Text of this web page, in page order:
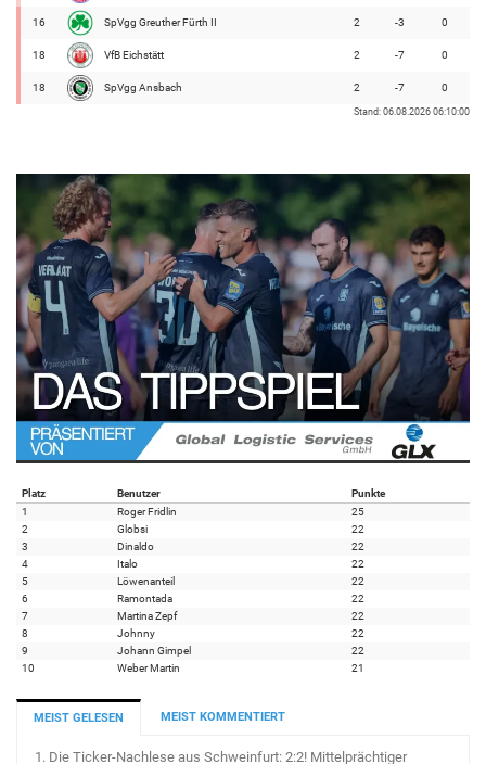
16 SpVgg Greuther Fürth II 2 -3 0
18 VfB Eichstätt 2 -7 0
18 SpVgg Ansbach 2 -7 0
Stand: 06.08.2026 06:10:00
Platz Benutzer
Punkte
1
Roger Fridlin
25
2
Globsi
22
3
Dinaldo
22
4
Italo
22
5
Löwenanteil
22
6
Ramontada
22
7
Martina Zepf
22
8
Johnny
22
9
Johann Gimpel
22
10
Weber Martin 21
MEIST GELESEN MEIST KOMMENTIERT
1. Die Ticker-Nachlese aus Schweinfurt: 2:2! Mittelprächtiger